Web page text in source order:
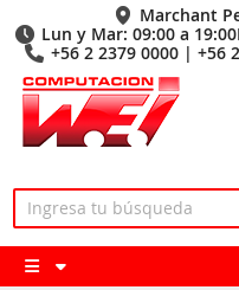
Marchant
Lun y Mar: 09:00 a
+56 2 2379 0000 | +56